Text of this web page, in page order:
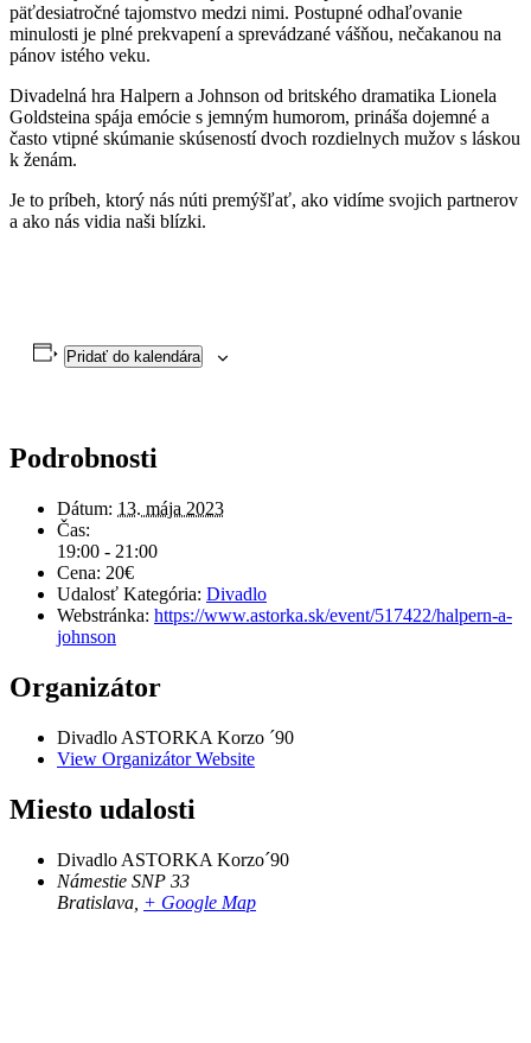
päťdesiatročné tajomstvo medzi nimi. Postupné odhaľovanie
minulosti je plné prekvapení a sprevádzané vášňou, nečakanou na
pánov istého veku.
Divadelná hra Halpern a Johnson od britského dramatika Lionela
Goldsteina spája emócie s jemným humorom, prináša dojemné a
často vtipné skúmanie skúseností dvoch rozdielnych mužov s láskou
k ženám.
Je to príbeh, ktorý nás núti premýšľať, ako vidíme svojich partnerov
a ako nás vidia naši blízki.
Pridať do kalendára
Podrobnosti
Dátum: 13. mája 2023
Čas:
19:00 - 21:00
Cena: 20€
Udalosť Kategória: Divadlo
Webstránka: https://www.astorka.sk/event/517422/halpern-a-
johnson
Organizátor
Divadlo ASTORKA Korzo ´90
View Organizátor Website
Miesto udalosti
Divadlo ASTORKA Korzo´90
Námestie SNP 33
Bratislava + Google Map